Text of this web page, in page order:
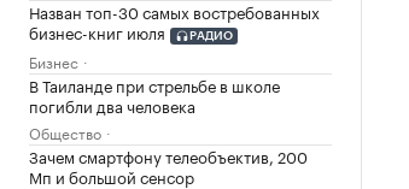
Назван топ-30 самых востребованных
бизнес-книг июля
РАДИО
Бизнес
В Таиланде при стрельбе в школе
погибли два человека
Общество
Зачем смартфону телеобъектив, 200
Мп и большой сенсор